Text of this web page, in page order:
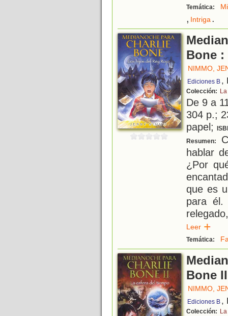
Temática:
, Intriga.
Bone
NIMMO,
Ediciones B ,
Colección:
De 9 a
304 p.;
papel;
Resumen:
hablar
¿Por
que es
para
Leer
Temática:
Bone
NIMMO,
Ediciones B ,
Colección: